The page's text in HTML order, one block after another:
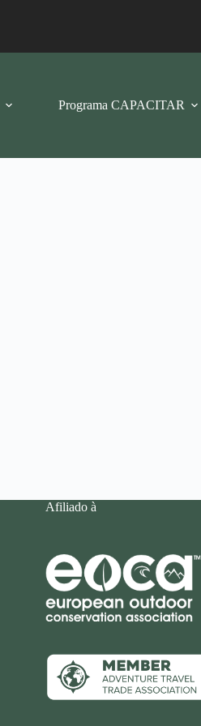
Programa CAPACITAR
Afiliado à